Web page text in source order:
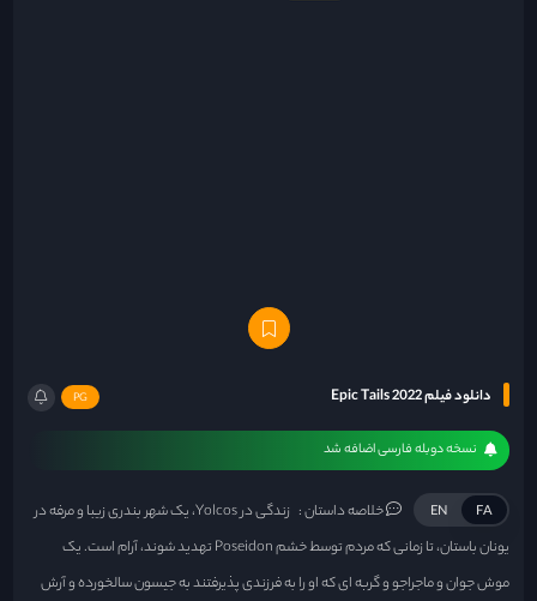
دانلود فیلم Epic Tails 2022 PG
نسخه دوبله فارسی اضافه شد
FA
EN خلاصه داستان :
زندگی در Yolcos، یک شهر بندری زیبا و مرفه در
یونان باستان، تا زمانی که مردم توسط خشم Poseidon تهدید شوند، آرام است. یک
موش جوان و ماجراجو و گربه ای که او را به فرزندی پذیرفتند به جیسون سالخورده و آرش